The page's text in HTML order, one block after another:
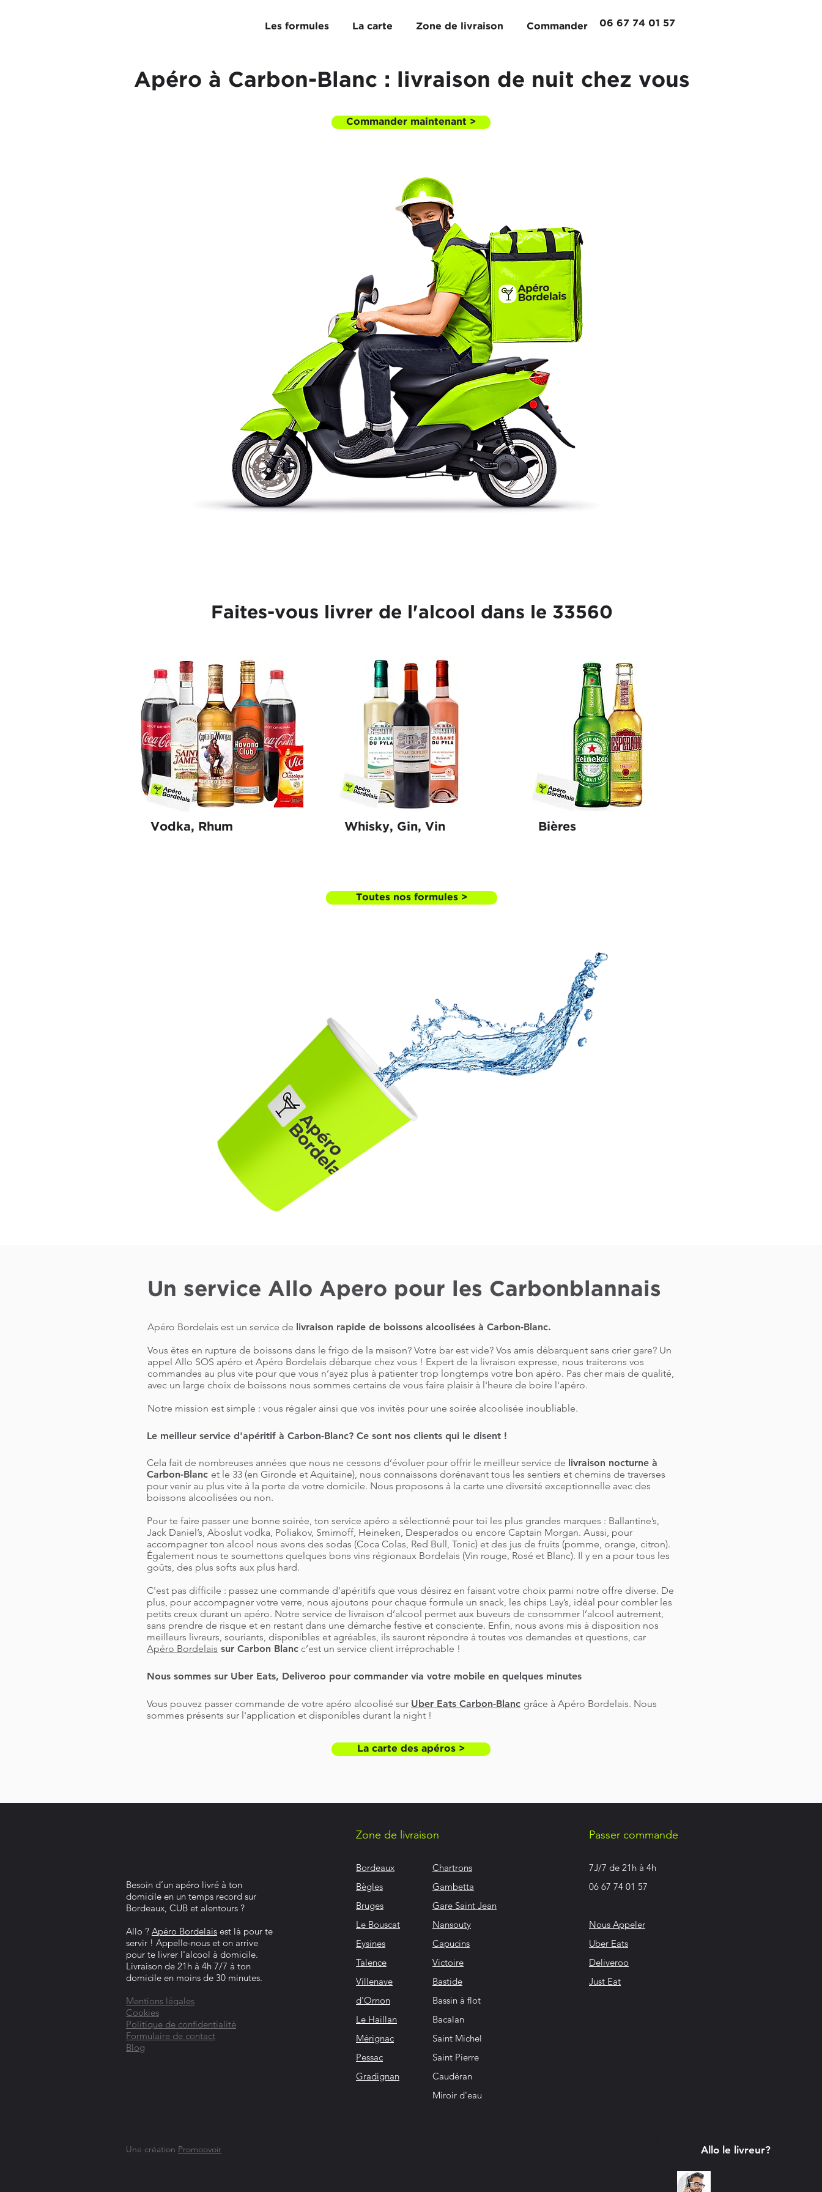
Les formules La carte Zone de livraison Commander 06 67 74 01 57
Apéro à Carbon-Blanc : livraison de nuit chez vous
Commander maintenant >
Faites-vous livrer de l'alcool dans le 33560
Vodka, Rhum Whisky, Gin, Vin Bières
Toutes nos formules >
Un service Allo Apero pour les Carbonblannais
Apéro Bordelais est un service de livraison rapide de boissons alcoolisées à Carbon-Blanc.
Vous êtes en rupture de boissons dans le frigo de la maison? Votre bar est vide? Vos amis débarquent sans crier gare? Un
appel Allo SOS apéro et Apéro Bordelais débarque chez vous ! Expert de la livraison expresse, nous traiterons vos
commandes au plus vite pour que vous n’ayez plus à patienter trop longtemps votre bon apéro. Pas cher mais de qualité,
avec un large choix de boissons nous sommes certains de vous faire plaisir à l'heure de boire l'apéro.
Notre mission est simple : vous régaler ainsi que vos invités pour une soirée alcoolisée inoubliable.
Le meilleur service d'apéritif à Carbon-Blanc? Ce sont nos clients qui le disent !
Cela fait de nombreuses années que nous ne cessons d’évoluer pour offrir le meilleur service de livraison nocturne à
Carbon-Blanc et le 33 (en Gironde et Aquitaine), nous connaissons dorénavant tous les sentiers et chemins de traverses
pour venir au plus vite à la porte de votre domicile. Nous proposons à la carte une diversité exceptionnelle avec des
boissons alcoolisées ou non.
Pour te faire passer une bonne soirée, ton service apéro a sélectionné pour toi les plus grandes marques : Ballantine’s,
Jack Daniel’s, Aboslut vodka, Poliakov, Smirnoff, Heineken, Desperados ou encore Captain Morgan. Aussi, pour
accompagner ton alcool nous avons des sodas (Coca Colas, Red Bull, Tonic) et des jus de fruits (pomme, orange, citron).
Également nous te soumettons quelques bons vins régionaux Bordelais (Vin rouge, Rosé et Blanc). Il y en a pour tous les
goûts, des plus softs aux plus hard.
C'est pas difficile : passez une commande d'apéritifs que vous désirez en faisant votre choix parmi notre offre diverse. De
plus, pour accompagner votre verre, nous ajoutons pour chaque formule un snack, les chips Lay’s, idéal pour combler les
petits creux durant un apéro. Notre service de livraison d’alcool permet aux buveurs de consommer l’alcool autrement,
sans prendre de risque et en restant dans une démarche festive et consciente. Enfin, nous avons mis à disposition nos
meilleurs livreurs, souriants, disponibles et agréables, ils sauront répondre à toutes vos demandes et questions, car
Apéro Bordelais sur Carbon Blanc c’est un service client irréprochable !
Nous sommes sur Uber Eats, Deliveroo pour commander via votre mobile en quelques minutes
Vous pouvez passer commande de votre apéro alcoolisé sur Uber Eats Carbon-Blanc grâce à Apéro Bordelais. Nous
sommes présents sur l'application et disponibles durant la night !
La carte des apéros >
Allo le livreur?
Besoin d’un apéro livré à ton
domicile en un temps record sur
Bordeaux, CUB et alentours ?
Allo ? Apéro Bordelais est là pour te
servir ! Appelle-nous et on arrive
pour te livrer l'alcool à domicile.
Livraison de 21h à 4h 7/7 à ton
domicile en moins de 30 minutes.
Mentions légales
Cookies
Politique de confidentialité
Formulaire de contact
Blog
Zone de livraison
Bordeaux
Bègles
Bruges
Le Bouscat
Eysines
Talence
Villenave
d'Ornon
Le Haillan
Mérignac
Pessac
Gradignan
Chartrons
Gambetta
Gare Saint Jean
Nansouty
Capucins
Victoire
Bastide
Bassin à flot
Bacalan
Saint Michel
Saint Pierre
Caudéran
Miroir d'eau
Passer commande
7J/7 de 21h à 4h
06 67 74 01 57
Nous Appeler
Uber Eats
Deliveroo
Just Eat
Une création Promoovoir